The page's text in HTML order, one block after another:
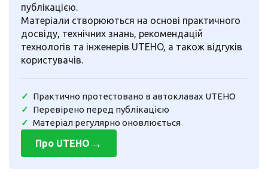
публікацією.
Матеріали створюються на основі практичного
досвіду, технічних знань, рекомендацій
технологів та інженерів UTEHO, а також відгуків
користувачів.
Практично протестовано в автоклавах UTEHO
Перевірено перед публікацією
Матеріал регулярно оновлюється
Про UTEHO →